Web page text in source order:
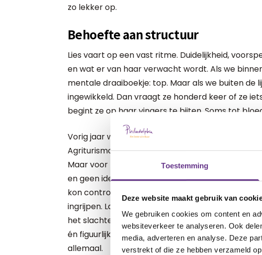
Toestemming
Deze website maakt gebruik van
We gebruiken cookies om content en
websiteverkeer te analyseren. Ook
media, adverteren en analyse. Deze
verstrekt of die ze hebben verzameld
zo lekker op.
Behoefte aan structuur
Lies vaart op een vast ritme. Duidelijkheid,
en wat er van haar verwacht wordt. Als we
mentale draaiboekje: top. Maar als we buiten de
ingewikkeld. Dan vraagt ze honderd keer of ze
begint ze op haar vingers te bijten. Soms tot
Vorig jaar waren we met zijn allen in Italië. Tien
Agriturismo. Zon, zee, strand, pizza (haar
Maar voor Lies was het too much. Zoveel nieuwe
en geen idee wat wanneer zou komen. Dus viel
kon controleren: haar ontlasting. Na vier dagen
ingrijpen. Laxeren. De buren dachten
het slachten waren. Drie uur gillen, huilen, paniek.
én figuurlijk. Weer een trauma rijker. Zo
allemaal.